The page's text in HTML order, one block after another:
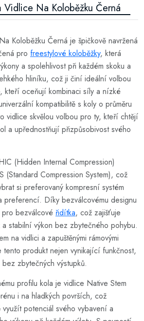
Vidlice Na Koloběžku Černá
Koloběžku Černá je špičkově navržená
pro freestylové koloběžky, která
a spolehlivost při každém skoku a
hliníku, což ji činí ideální volbou
kteří oceňují kombinaci síly a nízké
kompatibilitě s koly o průměru
vidlice skvělou volbou pro ty, kteří chtějí
a upřednostňují přizpůsobivost svého
(Hidden Internal Compression)
(Standard Compression System), což
si preferovaný kompresní systém
preferencí. Díky bezválcovému designu
bezválcové řidítka, což zajišťuje
stabilní výkon bez zbytečného pohybu.
na vidlici a zapuštěnými rámovými
tento produkt nejen vynikající funkčnost,
zbytečných výstupků.
profilu kola je vidlice Native Stem
i na hladkých površích, což
potenciál svého vybavení a